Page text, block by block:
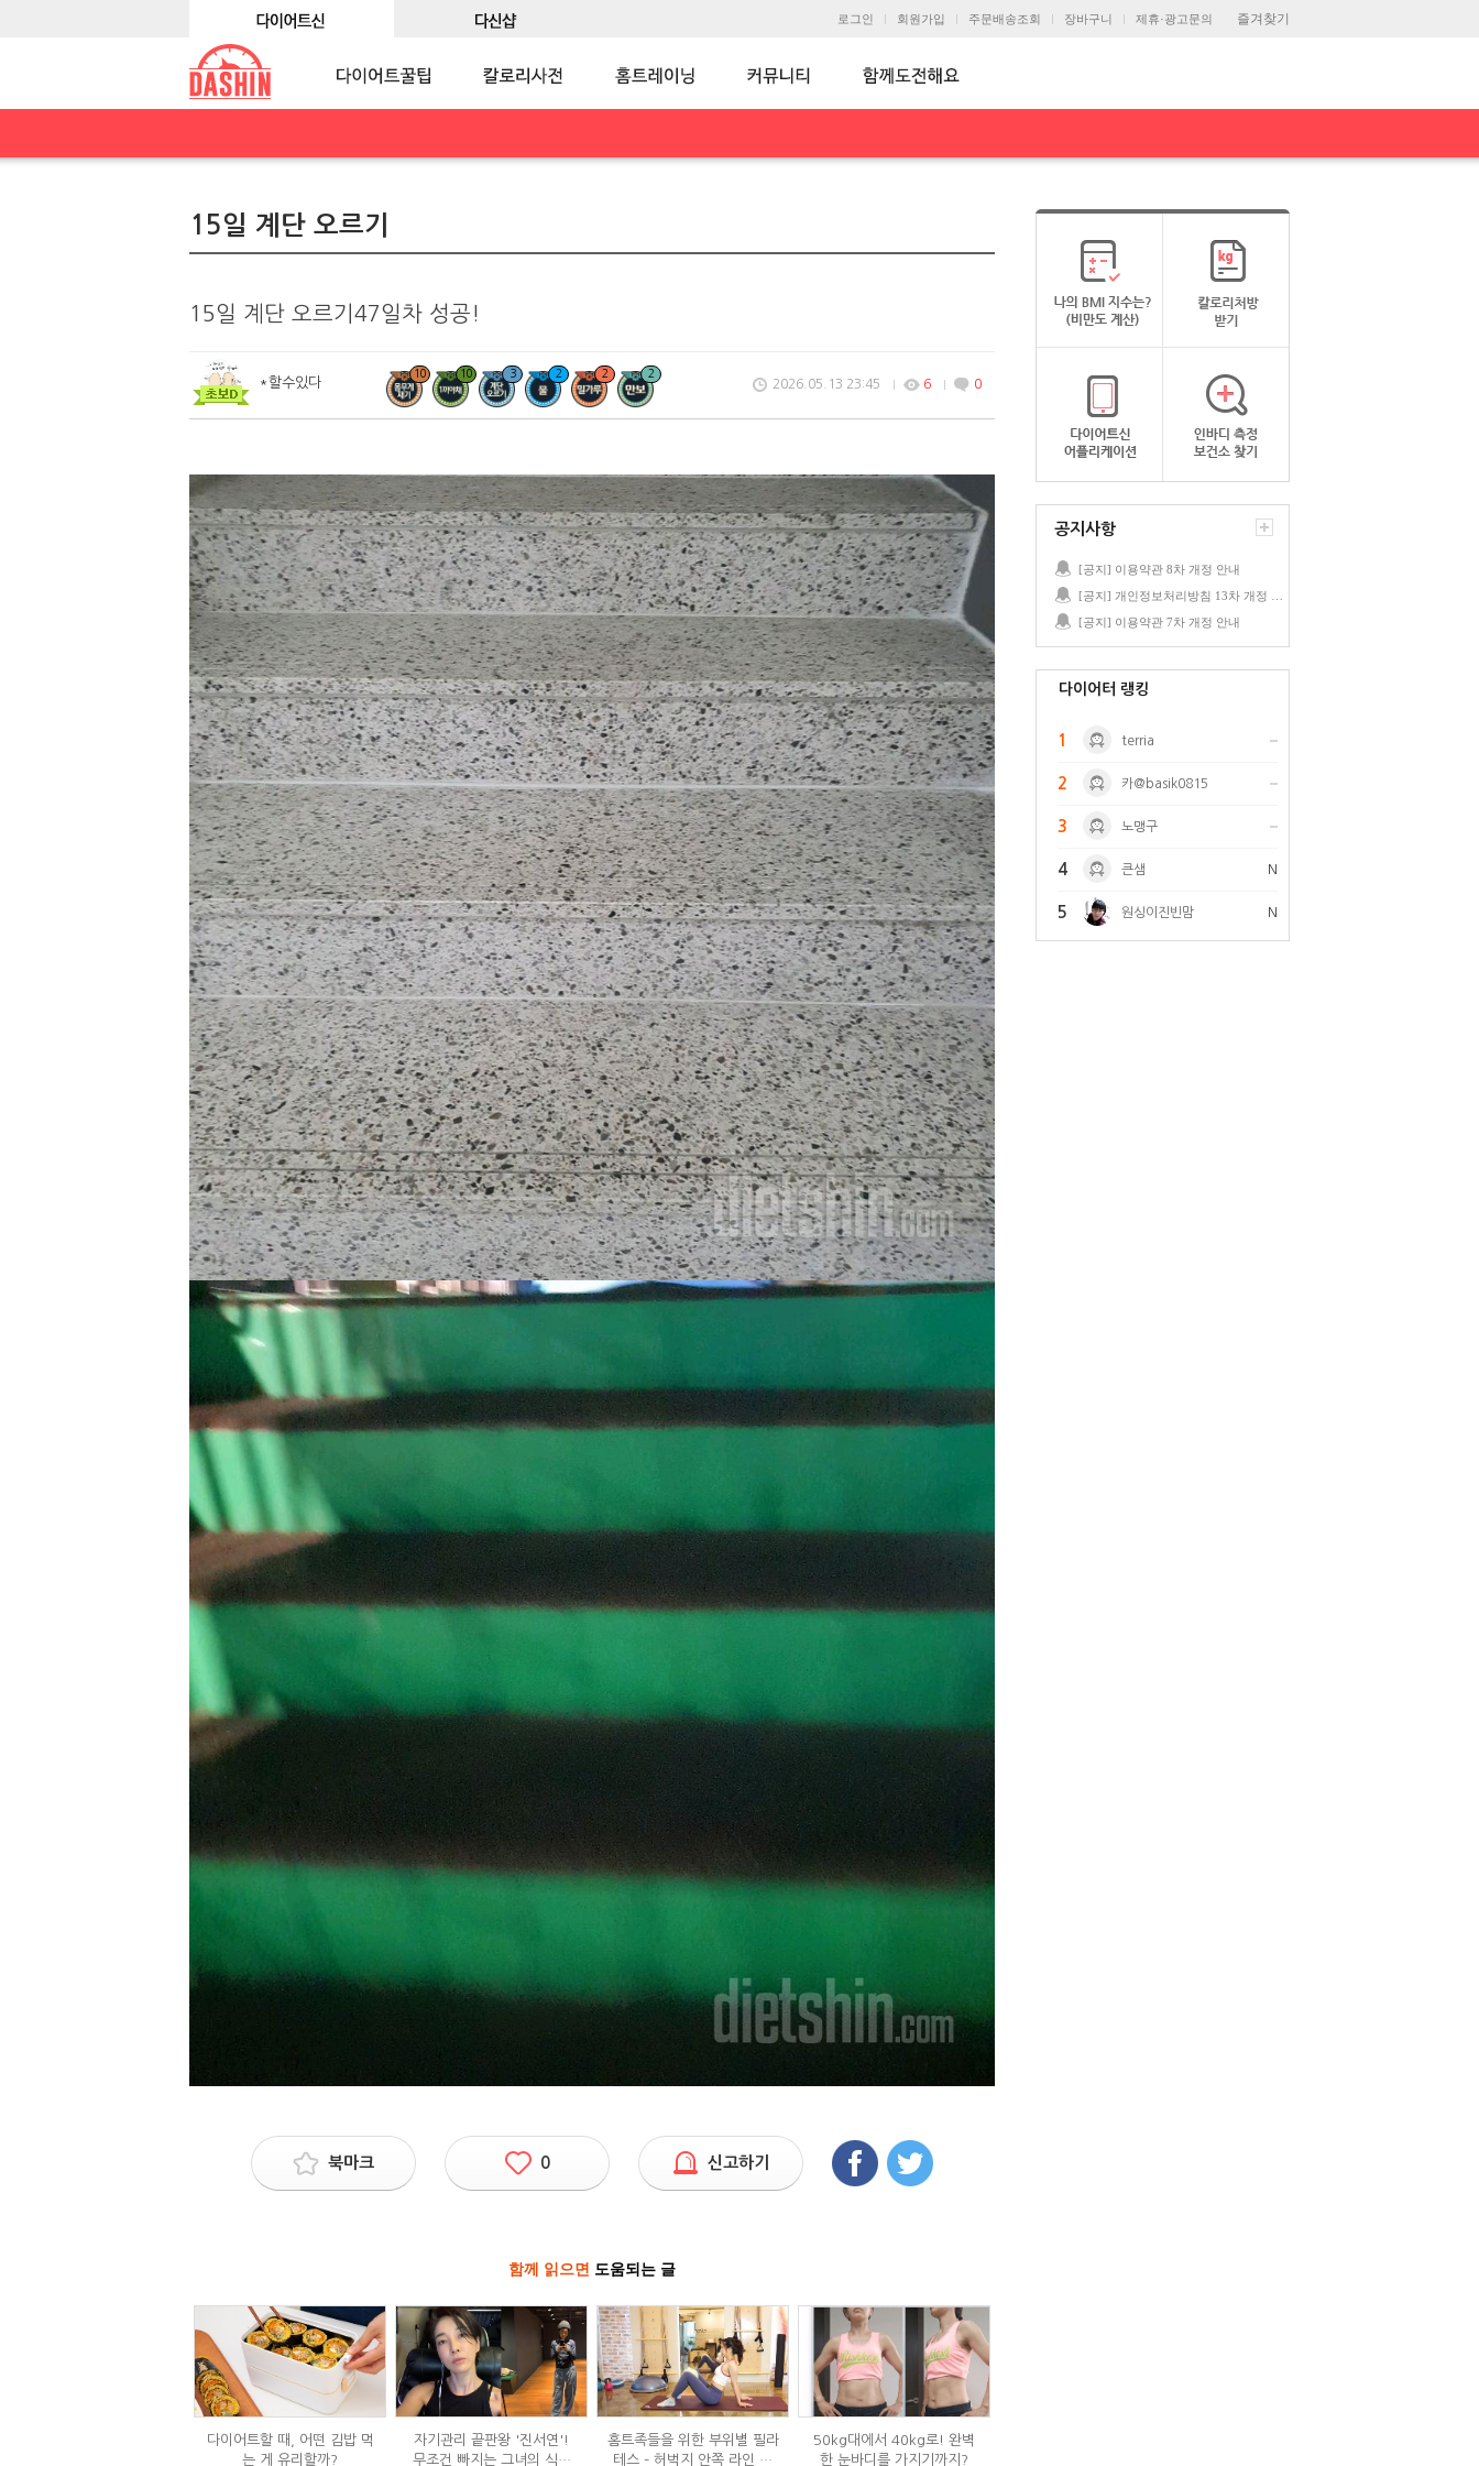
즐겨찾기
로그인 회원가입 주문배송조회 장바구니 제휴·광고문의
15일 계단 오르기
15일 계단 오르기47일차 성공!
*할수있다
10 10 3 2 2 2
2026.05.13 23:45 6 0
북마크 0 신고하기
함께 읽으면 도움되는 글
다이어트할 때, 어떤 김밥 먹
는 게 유리할까?
자기관리 끝판왕 '진서연'!
무조건 빠지는 그녀의 식단
홈트족들을 위한 부위별 필라
테스 – 허벅지 안쪽 라인 만
50kg대에서 40kg로! 완벽
한 눈바디를 가지기까지?
공지사항
[공지] 이용약관 8차 개정 안내
[공지] 이용약관 7차 개정 안내
다이어터 랭킹
1 terria
2 카@basik0815
3 노맹구
4 큰샘 N
5 원싱이진빈맘 N